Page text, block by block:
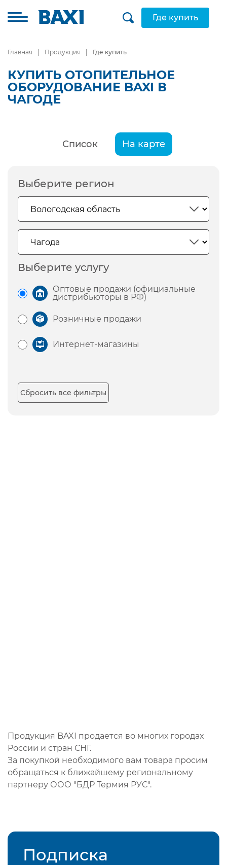
Где купить
Главная Продукция Где купить
КУПИТЬ ОТОПИТЕЛЬНОЕ
ОБОРУДОВАНИЕ BAXI В
ЧАГОДЕ
Список На карте
Выберите регион
Выберите услугу
Оптовые продажи (официальные
дистрибьюторы в РФ)
Розничные продажи
Интернет-магазины
Сбросить все фильтры
Продукция BAXI продается во многих городах
России и стран СНГ.
За покупкой необходимого вам товара просим
обращаться к ближайшему региональному
партнеру ООО "БДР Термия РУС".
Подписка